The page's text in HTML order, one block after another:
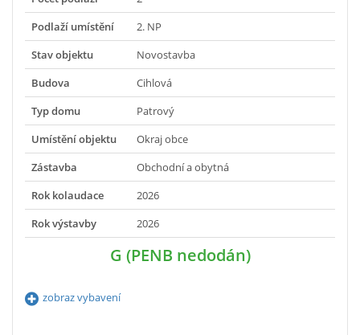
Podlaží umístění
2. NP
Stav objektu
Novostavba
Budova
Cihlová
Typ domu
Patrový
Umístění objektu
Okraj obce
Zástavba
Obchodní a obytná
Rok kolaudace
2026
Rok výstavby
2026
G (PENB nedodán)
zobraz vybavení